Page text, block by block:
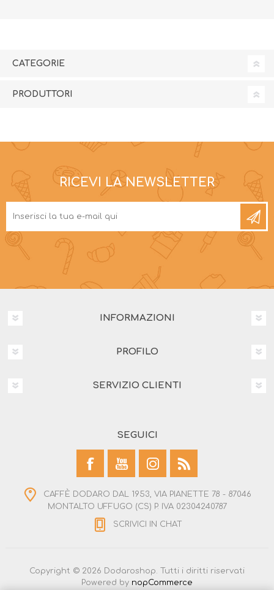
CATEGORIE
PRODUTTORI
RICEVI LA NEWSLETTER
INFORMAZIONI
PROFILO
SERVIZIO CLIENTI
SEGUICI
CAFFÈ DODARO DAL 1953, VIA PIANETTE 78 - 87046
MONTALTO UFFUGO (CS) P. IVA 02304240787
SCRIVICI IN CHAT
Copyright © 2026 Dodaroshop. Tutti i diritti riservati
Powered by nopCommerce